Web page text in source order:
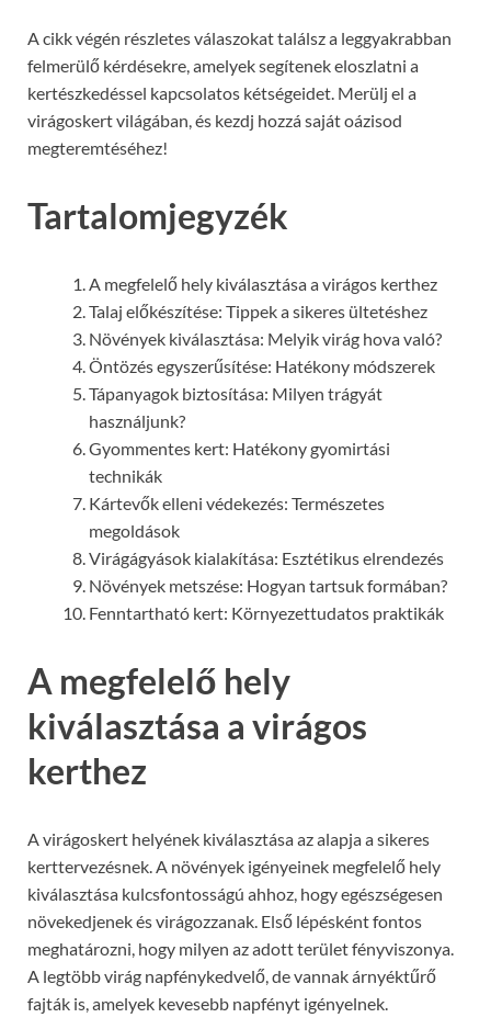
A cikk végén részletes válaszokat találsz a leggyakrabban
felmerülő kérdésekre, amelyek segítenek eloszlatni a
kertészkedéssel kapcsolatos kétségeidet. Merülj el a
virágoskert világában, és kezdj hozzá saját oázisod
megteremtéséhez!
Tartalomjegyzék
A megfelelő hely kiválasztása a virágos kerthez
Talaj előkészítése: Tippek a sikeres ültetéshez
Növények kiválasztása: Melyik virág hova való?
Öntözés egyszerűsítése: Hatékony módszerek
Tápanyagok biztosítása: Milyen trágyát
használjunk?
Gyommentes kert: Hatékony gyomirtási
technikák
Kártevők elleni védekezés: Természetes
megoldások
Virágágyások kialakítása: Esztétikus elrendezés
Növények metszése: Hogyan tartsuk formában?
Fenntartható kert: Környezettudatos praktikák
A megfelelő hely
kiválasztása a virágos
kerthez
A virágoskert helyének kiválasztása az alapja a sikeres
kerttervezésnek. A növények igényeinek megfelelő hely
kiválasztása kulcsfontosságú ahhoz, hogy egészségesen
növekedjenek és virágozzanak. Első lépésként fontos
meghatározni, hogy milyen az adott terület fényviszonya.
A legtöbb virág napfénykedvelő, de vannak árnyéktűrő
fajták is, amelyek kevesebb napfényt igényelnek.